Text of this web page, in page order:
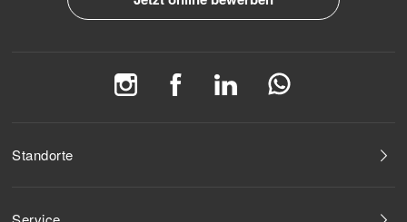
Standorte